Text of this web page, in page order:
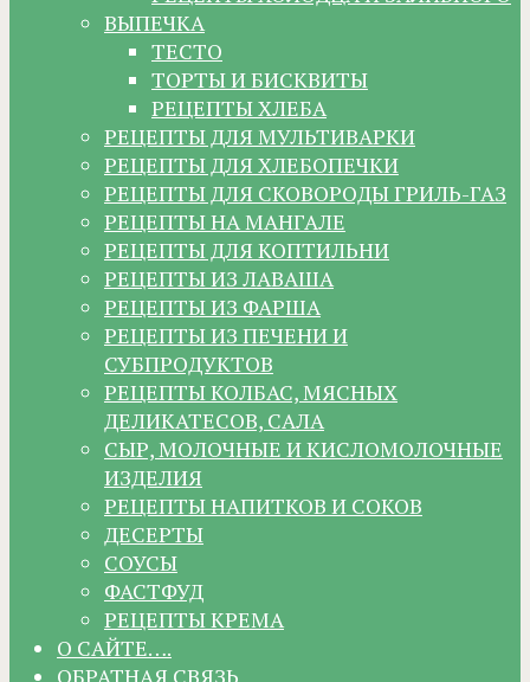
ВЫПЕЧКА
ТЕСТО
ТОРТЫ И БИСКВИТЫ
РЕЦЕПТЫ ХЛЕБА
РЕЦЕПТЫ ДЛЯ МУЛЬТИВАРКИ
РЕЦЕПТЫ ДЛЯ ХЛЕБОПЕЧКИ
РЕЦЕПТЫ ДЛЯ СКОВОРОДЫ ГРИЛЬ-ГАЗ
РЕЦЕПТЫ НА МАНГАЛЕ
РЕЦЕПТЫ ДЛЯ КОПТИЛЬНИ
РЕЦЕПТЫ ИЗ ЛАВАША
РЕЦЕПТЫ ИЗ ФАРША
РЕЦЕПТЫ ИЗ ПЕЧЕНИ И
СУБПРОДУКТОВ
РЕЦЕПТЫ КОЛБАС, МЯСНЫХ
ДЕЛИКАТЕСОВ, САЛА
СЫР, МОЛОЧНЫЕ И КИСЛОМОЛОЧНЫЕ
ИЗДЕЛИЯ
РЕЦЕПТЫ НАПИТКОВ И СОКОВ
ДЕСЕРТЫ
СОУСЫ
ФАСТФУД
РЕЦЕПТЫ КРЕМА
О САЙТЕ….
ОБРАТНАЯ СВЯЗЬ